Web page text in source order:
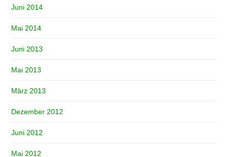
Juni 2014
Mai 2014
Juni 2013
Mai 2013
März 2013
Dezember 2012
Juni 2012
Mai 2012